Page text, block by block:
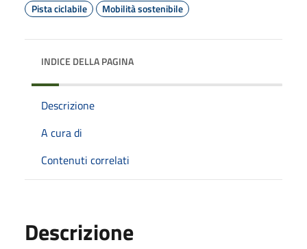
Pista ciclabile
Mobilità sostenibile
INDICE DELLA PAGINA
Descrizione
A cura di
Contenuti correlati
Descrizione